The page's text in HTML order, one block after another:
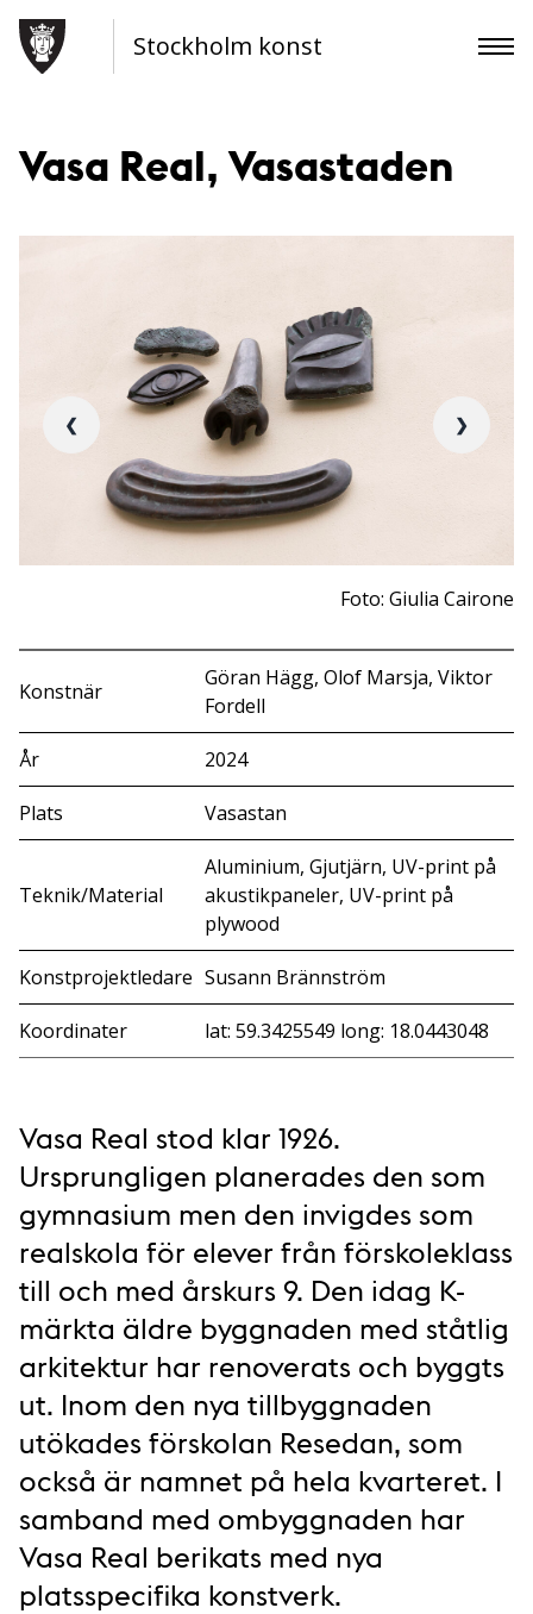
Stockholm konst
Vasa Real, Vasastaden
Foto: Giulia Cairone
❮ ❯
Konstnär
Göran Hägg, Olof Marsja, Viktor
Fordell
År 2024
Plats Vasastan
Teknik/Material
Aluminium, Gjutjärn, UV-print på
akustikpaneler, UV-print på
plywood
Konstprojektledare Susann Brännström
Koordinater lat: 59.3425549 long: 18.0443048
Vasa Real stod klar 1926.
Ursprungligen planerades den som
gymnasium men den invigdes som
realskola för elever från förskoleklass
till och med årskurs 9. Den idag K-
märkta äldre byggnaden med ståtlig
arkitektur har renoverats och byggts
ut. Inom den nya tillbyggnaden
utökades förskolan Resedan, som
också är namnet på hela kvarteret. I
samband med ombyggnaden har
Vasa Real berikats med nya
platsspecifika konstverk.